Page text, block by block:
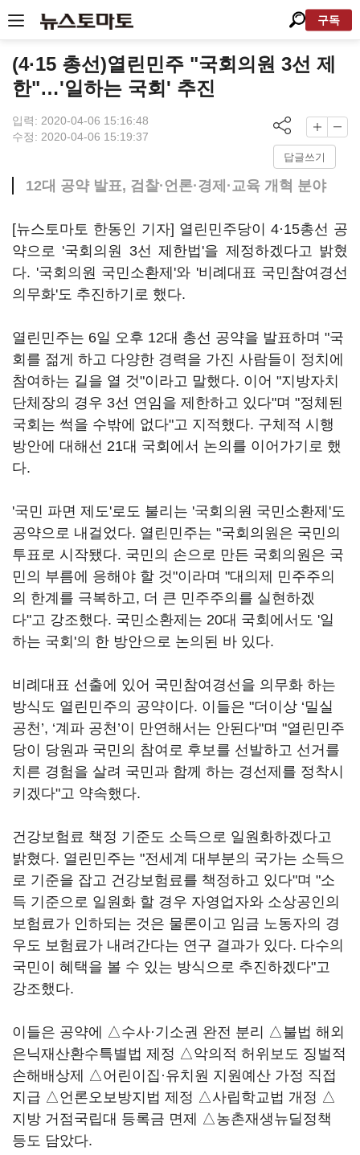
구독
(4·15 총선)열린민주 "국회의원 3선 제
한"…'일하는 국회' 추진
입력: 2020-04-06 15:16:48
수정: 2020-04-06 15:19:37
답글쓰기
12대 공약 발표, 검찰·언론·경제·교육 개혁 분야
[뉴스토마토 한동인 기자] 열린민주당이 4·15총선 공
약으로 '국회의원 3선 제한법'을 제정하겠다고 밝혔
다. '국회의원 국민소환제'와 '비례대표 국민참여경선
의무화'도 추진하기로 했다.
열린민주는 6일 오후 12대 총선 공약을 발표하며 "국
회를 젊게 하고 다양한 경력을 가진 사람들이 정치에
참여하는 길을 열 것"이라고 말했다. 이어 "지방자치
단체장의 경우 3선 연임을 제한하고 있다"며 "정체된
국회는 썩을 수밖에 없다"고 지적했다. 구체적 시행
방안에 대해선 21대 국회에서 논의를 이어가기로 했
다.
'국민 파면 제도'로도 불리는 '국회의원 국민소환제'도
공약으로 내걸었다. 열린민주는 "국회의원은 국민의
투표로 시작됐다. 국민의 손으로 만든 국회의원은 국
민의 부름에 응해야 할 것"이라며 "대의제 민주주의
의 한계를 극복하고, 더 큰 민주주의를 실현하겠
다"고 강조했다. 국민소환제는 20대 국회에서도 '일
하는 국회'의 한 방안으로 논의된 바 있다.
비례대표 선출에 있어 국민참여경선을 의무화 하는
방식도 열린민주의 공약이다. 이들은 "더이상 ‘밀실
공천’, ‘계파 공천’이 만연해서는 안된다"며 "열린민주
당이 당원과 국민의 참여로 후보를 선발하고 선거를
치른 경험을 살려 국민과 함께 하는 경선제를 정착시
키겠다"고 약속했다.
건강보험료 책정 기준도 소득으로 일원화하겠다고
밝혔다. 열린민주는 "전세계 대부분의 국가는 소득으
로 기준을 잡고 건강보험료를 책정하고 있다"며 "소
득 기준으로 일원화 할 경우 자영업자와 소상공인의
보험료가 인하되는 것은 물론이고 임금 노동자의 경
우도 보험료가 내려간다는 연구 결과가 있다. 다수의
국민이 혜택을 볼 수 있는 방식으로 추진하겠다"고
강조했다.
이들은 공약에 △수사·기소권 완전 분리 △불법 해외
은닉재산환수특별법 제정 △악의적 허위보도 징벌적
손해배상제 △어린이집·유치원 지원예산 가정 직접
지급 △언론오보방지법 제정 △사립학교법 개정 △
지방 거점국립대 등록금 면제 △농촌재생뉴딜정책
등도 담았다.